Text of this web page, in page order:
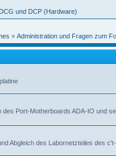
DCG und DCP (Hardware)
» Administration und Fragen zum
Port-Motherboards ADA-IO und
Abgleich des Labornetzteiles des c't-